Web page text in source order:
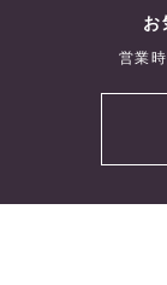
お
営業